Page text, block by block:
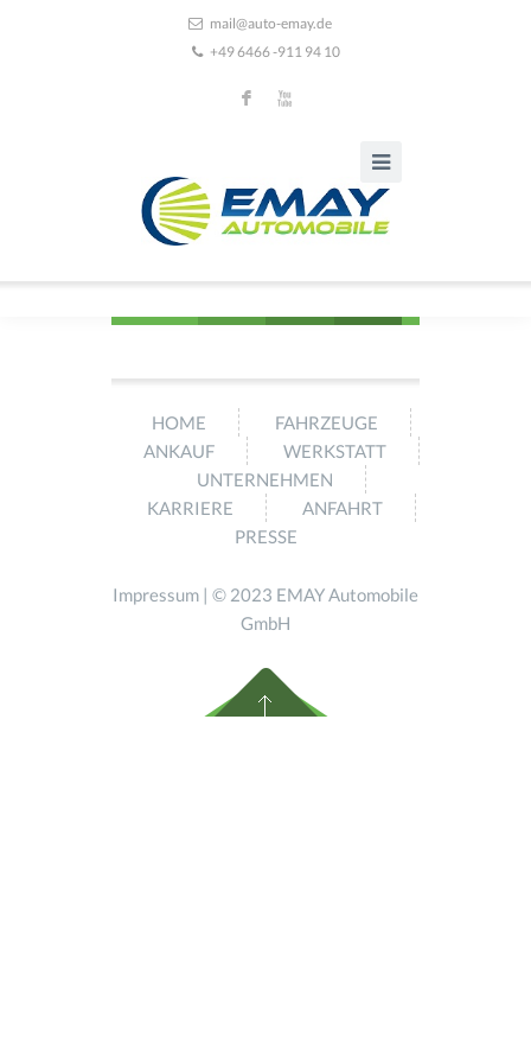
mail@auto-emay.de
+49 6466 -911 94 10
F X
HOME
FAHRZEUGE
ANKAUF
WERKSTATT
UNTERNEHMEN
KARRIERE
ANFAHRT
PRESSE
Impressum | © 2023 EMAY Automobile
GmbH